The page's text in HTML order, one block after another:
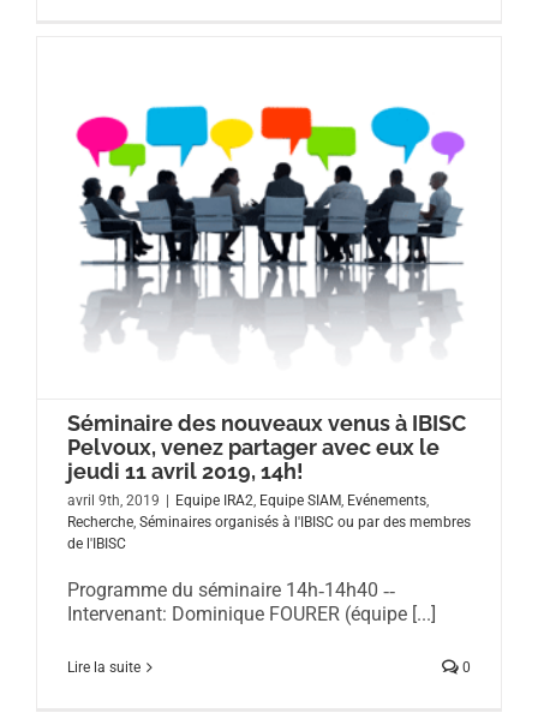
Séminaire des nouveaux venus à IBISC
Pelvoux, venez partager avec eux le
jeudi 11 avril 2019, 14h!
avril 9th, 2019 Equipe IRA2, Equipe SIAM, Evénements,
Recherche, Séminaires organisés à l'IBISC ou par des membres
de l'IBISC
Programme du séminaire 14h‐14h40 ‐‐
Intervenant: Dominique FOURER (équipe [...]
Lire la suite 0